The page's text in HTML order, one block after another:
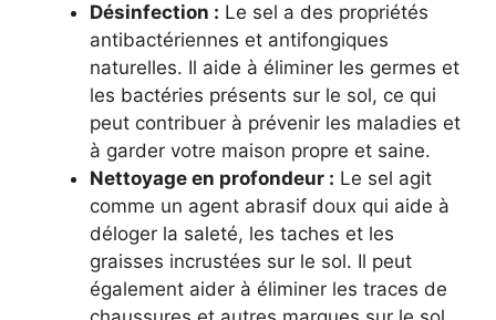
Désinfection : Le sel a des propriétés
antibactériennes et antifongiques
naturelles. Il aide à éliminer les germes et
les bactéries présents sur le sol, ce qui
peut contribuer à prévenir les maladies et
à garder votre maison propre et saine.
Nettoyage en profondeur : Le sel agit
comme un agent abrasif doux qui aide à
déloger la saleté, les taches et les
graisses incrustées sur le sol. Il peut
également aider à éliminer les traces de